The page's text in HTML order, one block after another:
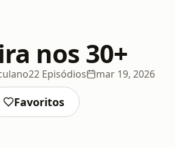
nos 30+
22 Episódios mar 19, 2026
Favoritos